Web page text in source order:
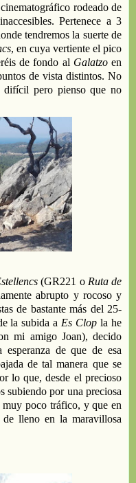
cinematográfico rodeadode
inaccesibles. Pertenece a 3
tendremos la suerte de
, en cuya vertiente el pico
de fondo al Galatzo en
de vista distintos.No
difícil pero pienso que no
(GR221 o Ruta de
abrupto y rocosoy
de bastante más del 25-
la subida a Es Clop la he
mi amigo Joan), decido
de que de esa
de tal manera que se
lo que, desde el precioso
subiendo poruna preciosa
muy poco tráfico, yqueen
de lleno en la maravillosa